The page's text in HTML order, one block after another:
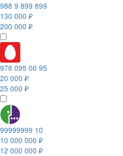
988 9 899 899
130 000 ₽
200 000 ₽
978 095 00 95
20 000 ₽
25 000 ₽
99999999 10
10 000 000 ₽
12 000 000 ₽